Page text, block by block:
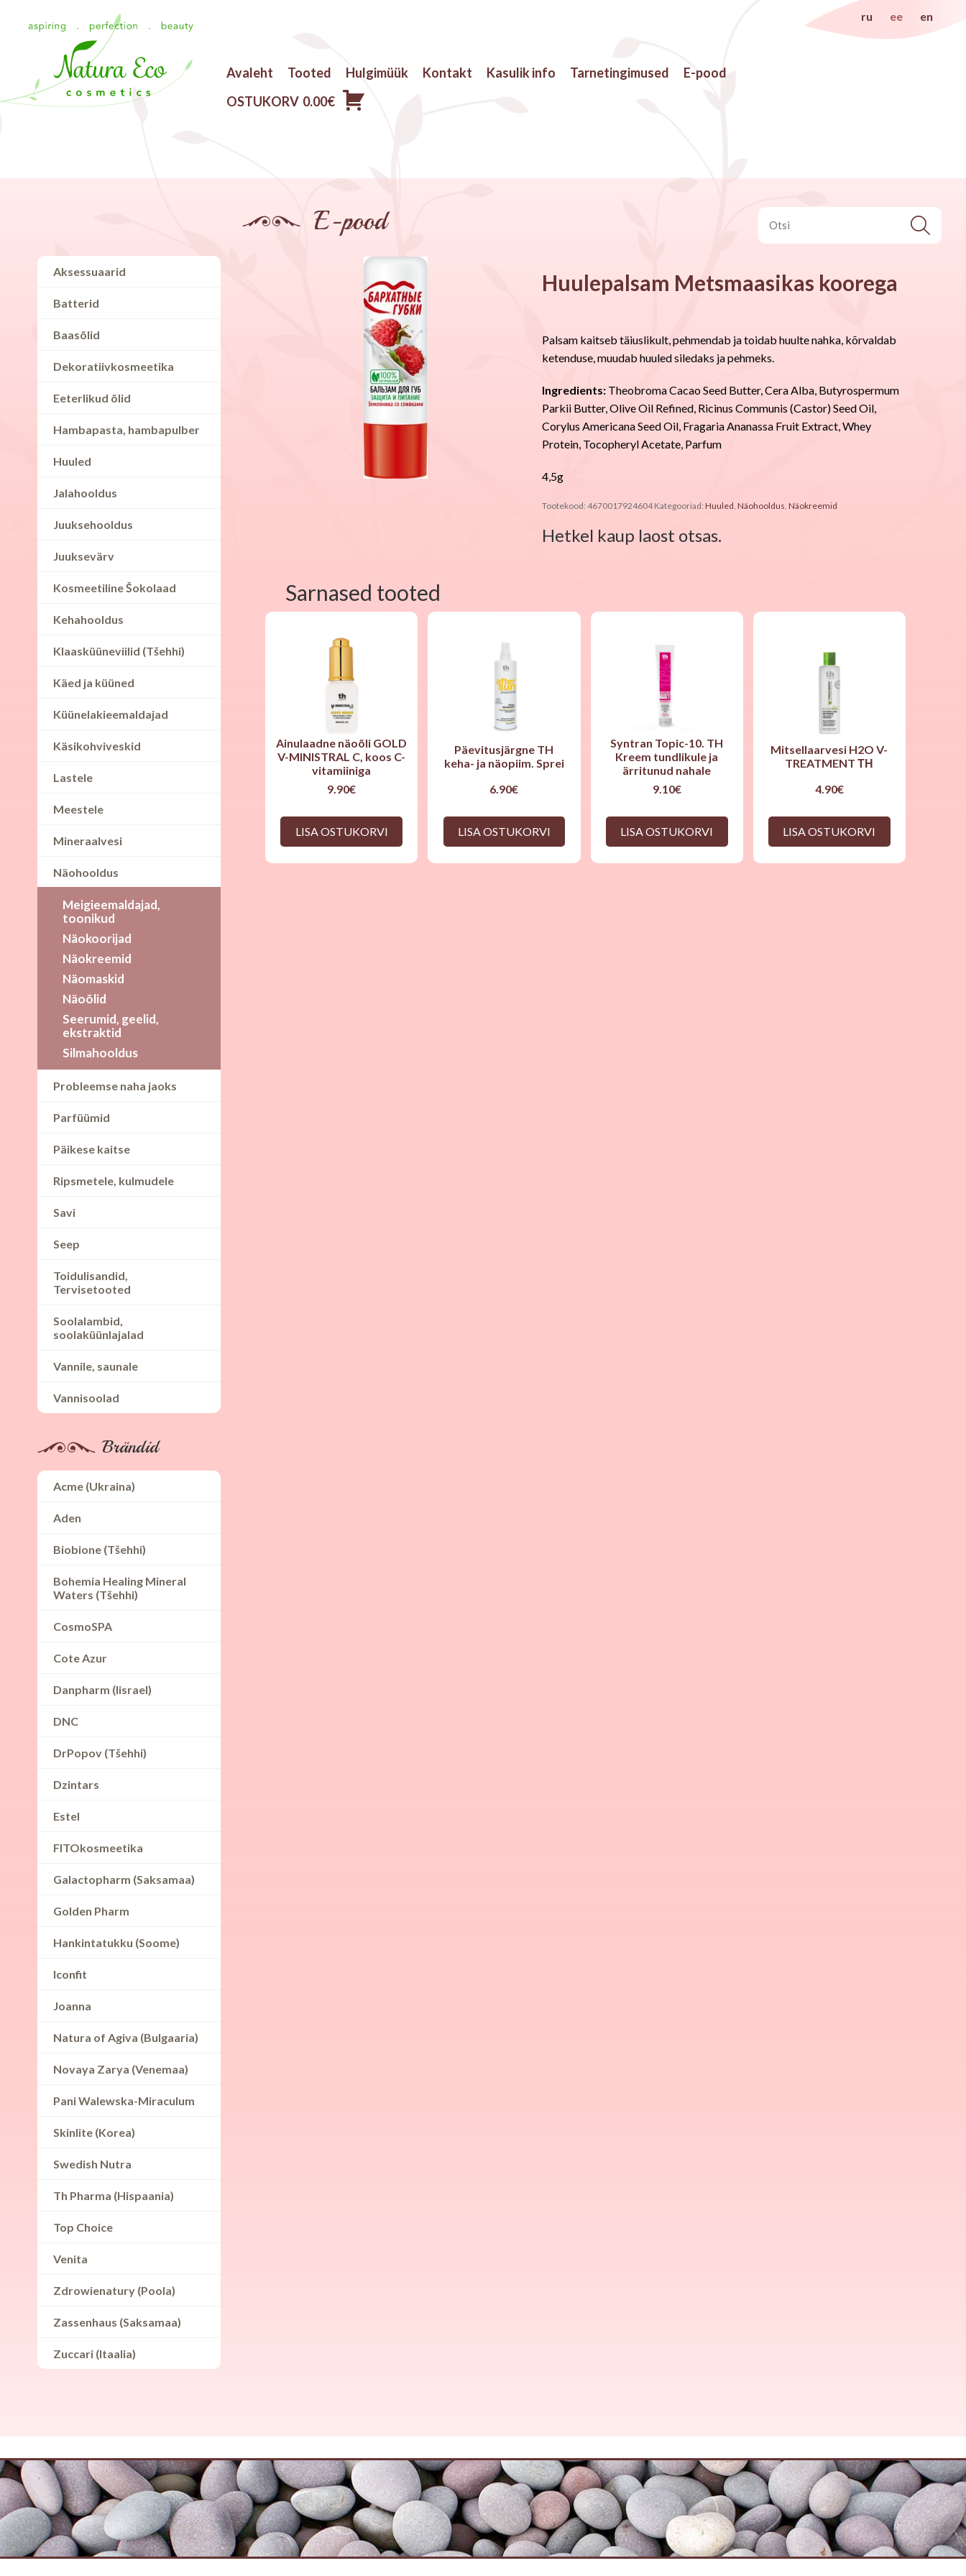
ru ee en
Avaleht Tooted Hulgimüük Kontakt Kasulik info Tarnetingimused
E-pood
OSTUKORV 0.00€
Aksessuaarid
Batterid
Baasõlid
Dekoratiivkosmeetika
Eeterlikud õlid
Hambapasta, hambapulber
Huuled
Jalahooldus
Juuksehooldus
Juuksevärv
Kosmeetiline Šokolaad
Kehahooldus
Klaasküüneviilid (Tšehhi)
Käed ja küüned
Küünelakieemaldajad
Käsikohviveskid
Lastele
Meestele
Mineraalvesi
Näohooldus
Meigieemaldajad,
toonikud
Näokoorijad
Näokreemid
Näomaskid
Näoõlid
Seerumid, geelid,
ekstraktid
Silmahooldus
Probleemse naha jaoks
Parfüümid
Päikese kaitse
Ripsmetele, kulmudele
Savi
Seep
Toidulisandid,
Tervisetooted
Soolalambid,
soolaküünlajalad
Vannile, saunale
Vannisoolad
Brändid
Acme (Ukraina)
Aden
Biobione (Tšehhi)
Bohemia Healing Mineral
Waters (Tšehhi)
CosmoSPA
Cote Azur
Danpharm (Iisrael)
DNC
DrPopov (Tšehhi)
Dzintars
Estel
FITOkosmeetika
Galactopharm (Saksamaa)
Golden Pharm
Hankintatukku (Soome)
Iconfit
Joanna
Natura of Agiva (Bulgaaria)
Novaya Zarya (Venemaa)
Pani Walewska-Miraculum
Skinlite (Korea)
Swedish Nutra
Th Pharma (Hispaania)
Top Choice
Venita
Zdrowienatury (Poola)
Zassenhaus (Saksamaa)
Zuccari (Itaalia)
E-pood
Huulepalsam Metsmaasikas koorega
Palsam kaitseb täiuslikult, pehmendab ja toidab huulte nahka, kõrvaldab
ketenduse, muudab huuled siledaks ja pehmeks.
Ingredients: Theobroma Cacao Seed Butter, Cera Alba, Butyrospermum
Parkii Butter, Olive Oil Refined, Ricinus Communis (Castor) Seed Oil,
Corylus Americana Seed Oil, Fragaria Ananassa Fruit Extract, Whey
Protein, Tocopheryl Acetate, Parfum
4,5g
Tootekood:4670017924604Kategooriad:Huuled ,Näohooldus ,Näokreemid
Hetkel kaup laost otsas.
Sarnased tooted
Ainulaadne näoõli GOLD
V-MINISTRAL C, koos C-
vitamiiniga
9.90€
LISA OSTUKORVI
Päevitusjärgne TH
keha- ja näopiim. Sprei
6.90€
LISA OSTUKORVI
Syntran Topic-10. TH
Kreem tundlikule ja
ärritunud nahale
9.10€
LISA OSTUKORVI
Mitsellaarvesi H2O V-
TREATMENT ТН
4.90€
LISA OSTUKORVI